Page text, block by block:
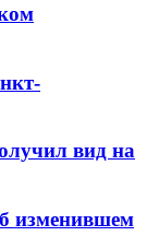
вид на
изменившем